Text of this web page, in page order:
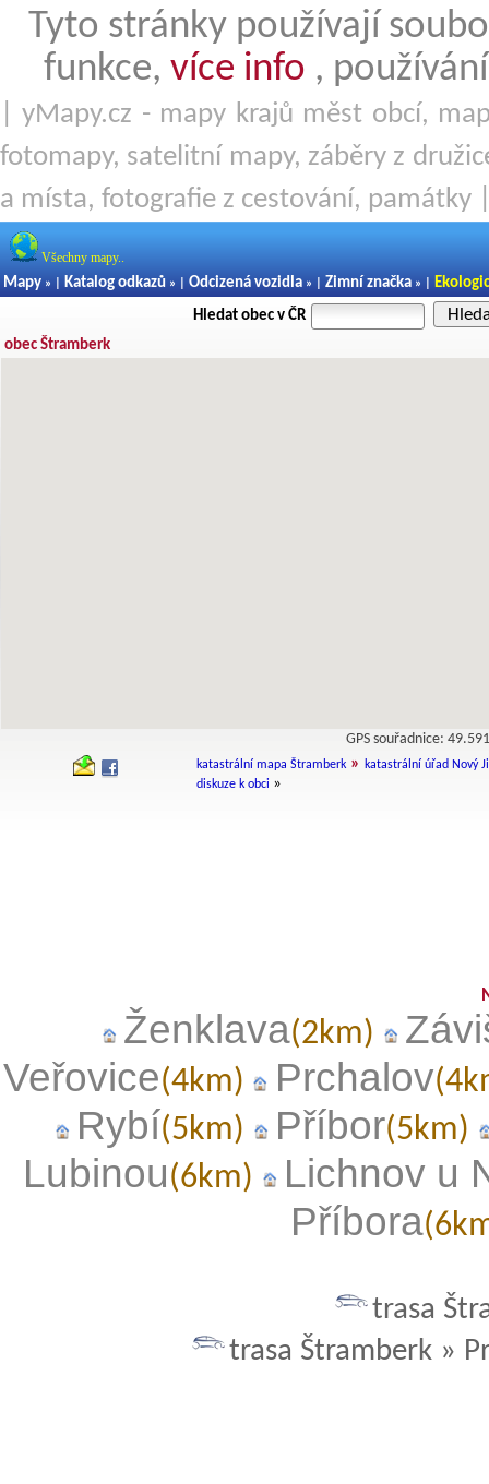
Tyto stránky používají
funkce, více info ,
| yMapy.cz - mapy krajů měst obcí,
fotomapy, satelitní mapy, záběry z
a místa, fotografie z cestování, památky
Všechny mapy..
Mapy » | Katalog odkazů » | Odcizená vozidla » | Zimní značka » |
Hledat obec v ČR
obec Štramberk
GPS souřadnice:
katastrální mapa Štramberk » katastrální úřad Nový
diskuze k obci »
Ženklava(2km)
Veřovice(4km) Prchalov
Rybí(5km) Příbor(5km)
Lubinou(6km)
Lichnov u
Příbora
trasa
trasa Štramberk »